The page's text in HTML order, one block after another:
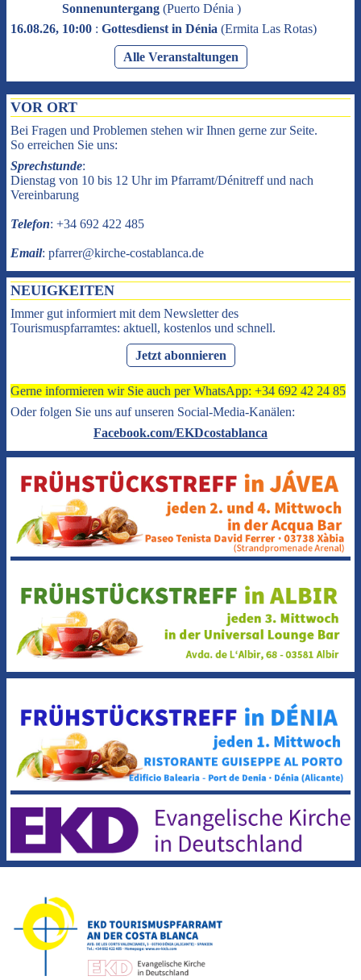
Sonnenuntergang (Puerto Dénia )
16.08.26, 10:00 : Gottesdienst in Dénia (Ermita Las Rotas)
Alle Veranstaltungen
VOR ORT
Bei Fragen und Problemen stehen wir Ihnen gerne zur Seite.
So erreichen Sie uns:
Sprechstunde:
Dienstag von 10 bis 12 Uhr im Pfarramt/Dénitreff und nach
Vereinbarung
Telefon: +34 692 422 485
Email: pfarrer@kirche-costablanca.de
NEUIGKEITEN
Immer gut informiert mit dem Newsletter des
Tourismuspfarramtes: aktuell, kostenlos und schnell.
Jetzt abonnieren
Gerne informieren wir Sie auch per WhatsApp: +34 692 42 24 85
Oder folgen Sie uns auf unseren Social-Media-Kanälen:
Facebook.com/EKDcostablanca